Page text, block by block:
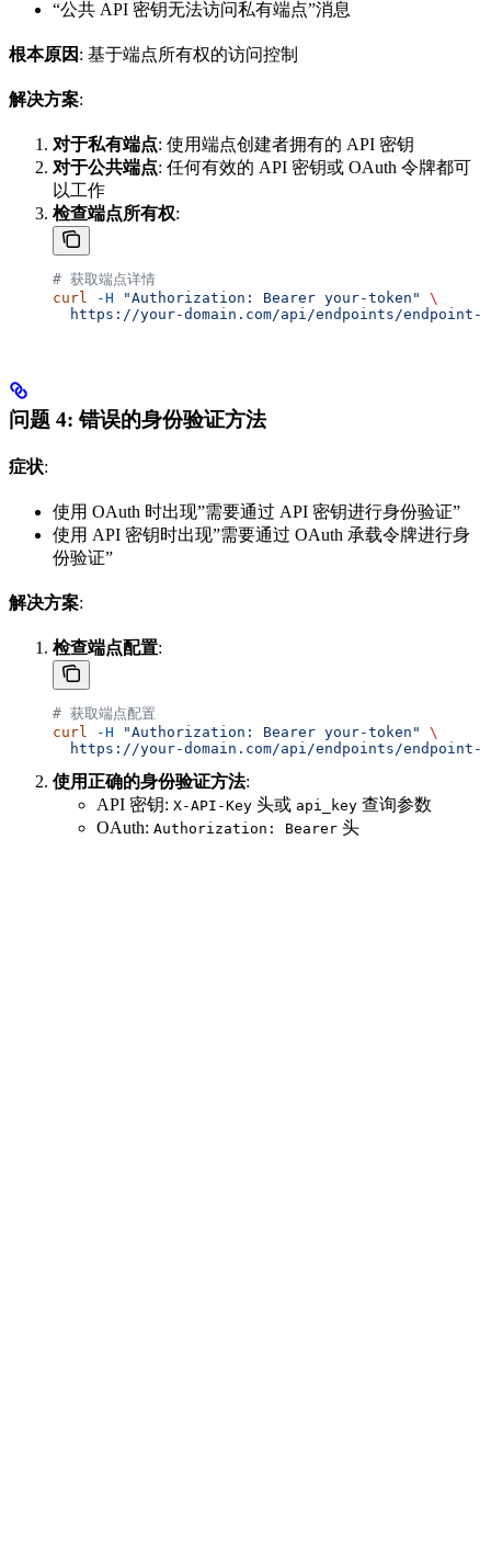
“公共 API 密钥无法访问私有端点”消息
根本原因 : 基于端点所有权的访问控制
解决方案:
对于私有端点: 使用端点创建者拥有的 API 密钥
对于公共端点: 任何有效的 API 密钥或 OAuth 令牌都可
以工作
检查端点所有权:
# 获取端点详情
curl
-H "Authorization: Bearer your-token"
\
https://your-domain.com/api/endpoints/endpoint-
问题 4: 错误的身份验证方法
症状:
使用 OAuth 时出现”需要通过 API 密钥进行身份验证”
使用 API 密钥时出现”需要通过 OAuth 承载令牌进行身
份验证”
解决方案:
检查端点配置:
# 获取端点配置
curl -H "Authorization: Bearer your-token"
\
https://your-domain.com/api/endpoints/endpoint-
使用正确的身份验证方法:
API 密钥: X-API-Key 头或 api_key 查询参数
OAuth: Authorization: Bearer 头